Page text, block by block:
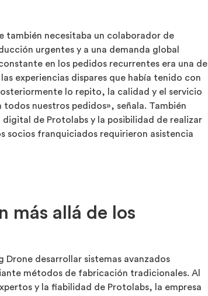
también necesitaba un colaborador de
urgentes y a una demanda global
en los pedidos recurrentes era una de
experiencias dispares que había tenido con
lo repito, la calidad y el servicio
todos nuestros pedidos», señala. También
de Protolabs y la posibilidad de realizar
socios franquiciados requirieron asistencia
más allá de los
desarrollar sistemas avanzados
métodos de fabricación tradicionales. Al
y la fiabilidad de Protolabs, la empresa